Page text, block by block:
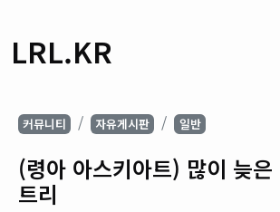
LRL.KR
커뮤니티 자유게시판 일반
(령아 아스키아트) 많이 늦은
트리